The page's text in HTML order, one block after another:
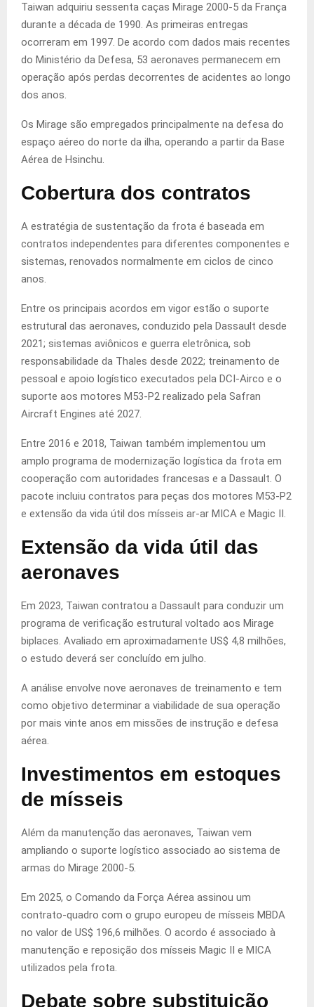
Taiwan adquiriu sessenta caças Mirage 2000-5 da França
durante a década de 1990. As primeiras entregas
ocorreram em 1997. De acordo com dados mais recentes
do Ministério da Defesa, 53 aeronaves permanecem em
operação após perdas decorrentes de acidentes ao longo
dos anos.
Os Mirage são empregados principalmente na defesa do
espaço aéreo do norte da ilha, operando a partir da Base
Aérea de Hsinchu.
Cobertura dos contratos
A estratégia de sustentação da frota é baseada em
contratos independentes para diferentes componentes e
sistemas, renovados normalmente em ciclos de cinco
anos.
Entre os principais acordos em vigor estão o suporte
estrutural das aeronaves, conduzido pela Dassault desde
2021; sistemas aviônicos e guerra eletrônica, sob
responsabilidade da Thales desde 2022; treinamento de
pessoal e apoio logístico executados pela DCI-Airco e o
suporte aos motores M53-P2 realizado pela Safran
Aircraft Engines até 2027.
Entre 2016 e 2018, Taiwan também implementou um
amplo programa de modernização logística da frota em
cooperação com autoridades francesas e a Dassault. O
pacote incluiu contratos para peças dos motores M53-P2
e extensão da vida útil dos mísseis ar-ar MICA e Magic II.
Extensão da vida útil das
aeronaves
Em 2023, Taiwan contratou a Dassault para conduzir um
programa de verificação estrutural voltado aos Mirage
biplaces. Avaliado em aproximadamente US$ 4,8 milhões,
o estudo deverá ser concluído em julho.
A análise envolve nove aeronaves de treinamento e tem
como objetivo determinar a viabilidade de sua operação
por mais vinte anos em missões de instrução e defesa
aérea.
Investimentos em estoques
de mísseis
Além da manutenção das aeronaves, Taiwan vem
ampliando o suporte logístico associado ao sistema de
armas do Mirage 2000-5.
Em 2025, o Comando da Força Aérea assinou um
contrato-quadro com o grupo europeu de mísseis MBDA
no valor de US$ 196,6 milhões. O acordo é associado à
manutenção e reposição dos mísseis Magic II e MICA
utilizados pela frota.
Debate sobre substituição